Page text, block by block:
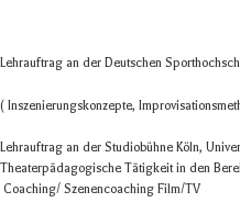
Lehr­auf­trag an der Deut­schen
( Insze­nie­rungs­kon­zepte,
Lehr­auf­trag an der Stu­dio­bühne Köln,
Thea­ter­päd­ago­gi­sche Tätig­keit in den
Coaching/ Sze­nen­coa­ching Film/TV